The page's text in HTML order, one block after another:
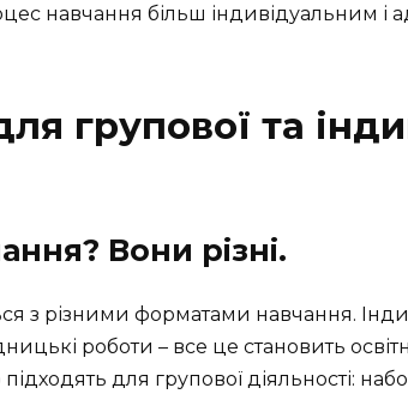
навчання більш індивідуальним і
групової та
Вони різні.
з різними форматами навчання.
роботи – все це становить
для групової діяльності: